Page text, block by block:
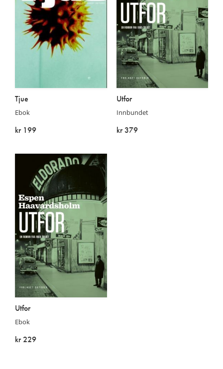
Tjue
Ebok
kr 199
Utfor
Innbundet
kr 379
Utfor
Ebok
kr 229